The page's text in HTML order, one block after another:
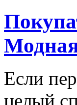
Если
целый